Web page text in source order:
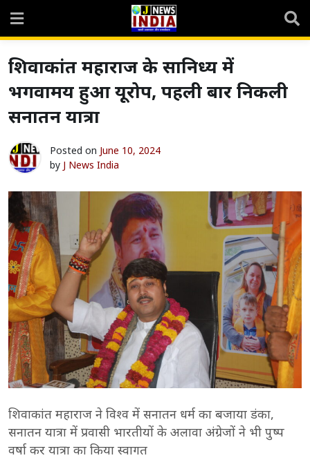
content
शिवाकांत महाराज के सानिध्य में
भगवामय हुआ यूरोप, पहली बार निकली
सनातन यात्रा
Posted on June 10, 2024
by J News India
शिवाकांत महाराज ने विश्व में सनातन धर्म का बजाया डंका,
सनातन यात्रा में प्रवासी भारतीयों के अलावा अंग्रेजों ने भी पुष्प
वर्षा कर यात्रा का किया स्वागत